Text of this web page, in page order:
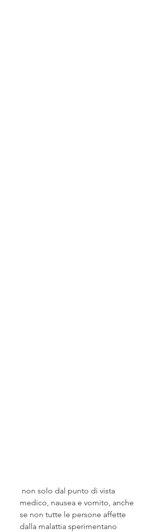
medico, nausea e vomito, anche
se non tutte le persone affette
dalla malattia sperimentano